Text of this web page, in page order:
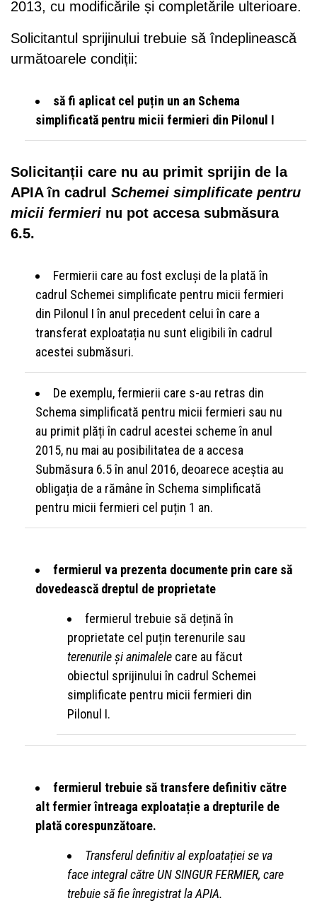
2013, cu modificările și completările ulterioare.
Solicitantul sprijinului trebuie să îndeplinească
următoarele condiții:
să fi aplicat cel puțin un an Schema
simplificată pentru micii fermieri din Pilonul I
Solicitanții care nu au primit sprijin de la
APIA în cadrul Schemei simplificate pentru
micii fermieri nu pot accesa submăsura
6.5.
Fermierii care au fost excluși de la plată în
cadrul Schemei simplificate pentru micii fermieri
din Pilonul I în anul precedent celui în care a
transferat exploatația nu sunt eligibili în cadrul
acestei submăsuri.
De exemplu, fermierii care s-au retras din
Schema simplificată pentru micii fermieri sau nu
au primit plăți în cadrul acestei scheme în anul
2015, nu mai au posibilitatea de a accesa
Submăsura 6.5 în anul 2016, deoarece aceștia au
obligația de a rămâne în Schema simplificată
pentru micii fermieri cel puțin 1 an.
fermierul va prezenta documente prin care să
dovedească dreptul de proprietate
fermierul trebuie să dețină în
proprietate cel puțin terenurile sau
terenurile și animalele care au făcut
obiectul sprijinului în cadrul Schemei
simplificate pentru micii fermieri din
Pilonul I.
fermierul trebuie să transfere definitiv către
alt fermier întreaga exploatație a drepturile de
plată corespunzătoare.
Transferul definitiv al exploatației se va
face integral către UN SINGUR FERMIER, care
trebuie să fie înregistrat la APIA.